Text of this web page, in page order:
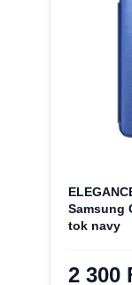
Samsung
tok navy
2 300